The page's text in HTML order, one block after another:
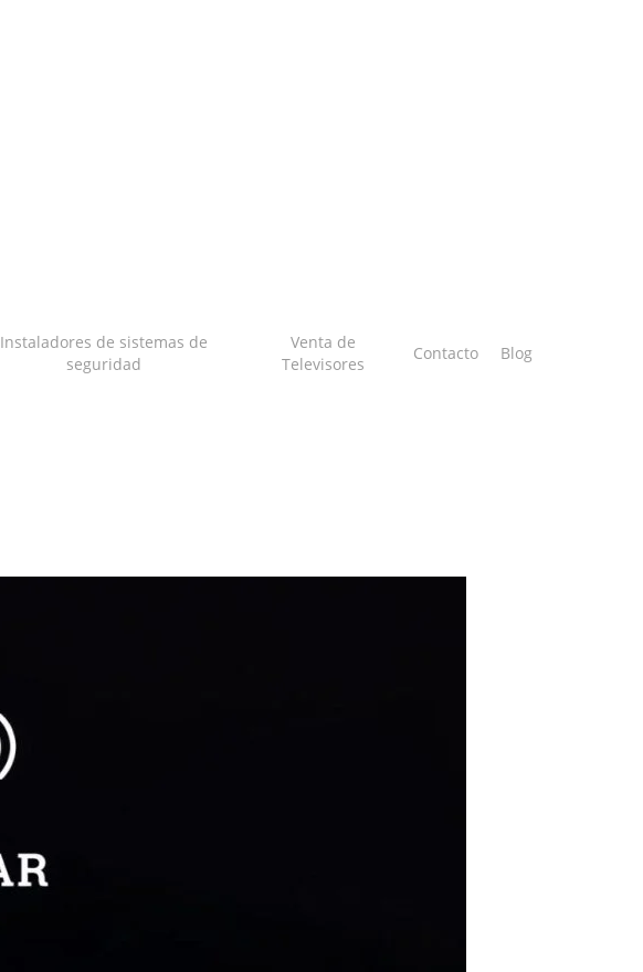
Instaladores de sistemas de
seguridad
Venta de
Televisores
Contacto Blog